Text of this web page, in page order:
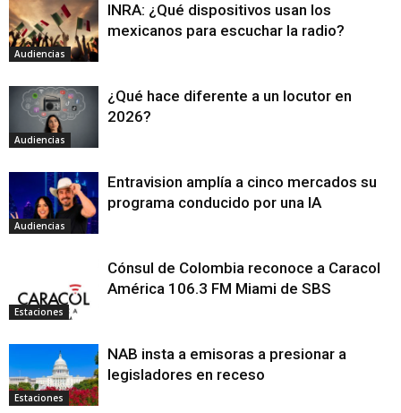
Audiencias
INRA: ¿Qué dispositivos usan los
mexicanos para escuchar la radio?
Audiencias
¿Qué hace diferente a un locutor en
2026?
Audiencias
Entravision amplía a cinco mercados su
programa conducido por una IA
Estaciones
Cónsul de Colombia reconoce a Caracol
América 106.3 FM Miami de SBS
Estaciones
NAB insta a emisoras a presionar a
legisladores en receso